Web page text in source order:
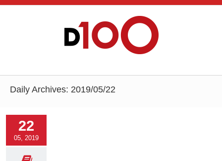
Daily Archives: 2019/05/22
22
05, 2019